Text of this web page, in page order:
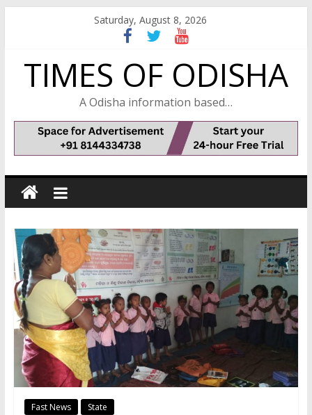
Saturday, August 8, 2026
TIMES OF ODISHA
A Odisha information based…
Fast News State